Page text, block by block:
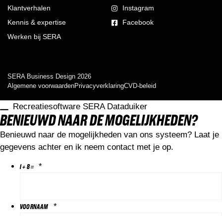
Klantverhalen
Kennis & expertise
Werken bij SERA
Instagram
Facebook
SERA Business Design 2026
Algemene voorwaardenPrivacyverklaringCVD-beleid
Recreatiesoftware SERA Dataduiker
BENIEUWD NAAR DE MOGELIJKHEDEN?
Benieuwd naar de mogelijkheden van ons systeem? Laat je
gegevens achter en ik neem contact met je op.
1 + 8 = *
VOORNAAM *